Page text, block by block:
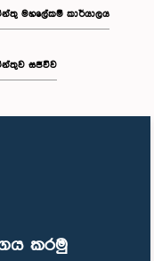
කරමු
මහලේකම් කාර්යාලය
සජීවීව